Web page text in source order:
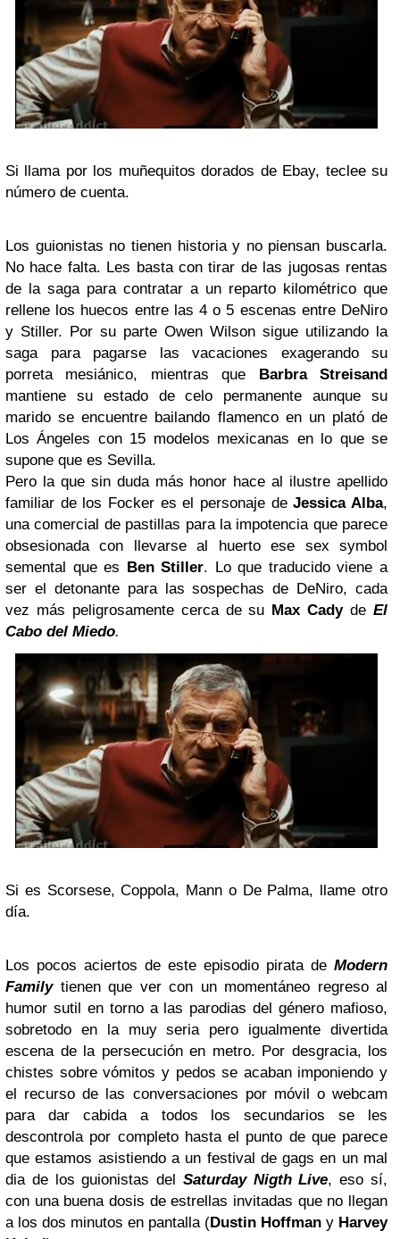
Si llama por los muñequitos dorados de Ebay, teclee su
número de cuenta.
Los guionistas no tienen historia y no piensan buscarla.
No hace falta. Les basta con tirar de las jugosas rentas
de la saga para contratar a un reparto kilométrico que
rellene los huecos entre las 4 o 5 escenas entre DeNiro
y Stiller. Por su parte Owen Wilson sigue utilizando la
saga para pagarse las vacaciones exagerando su
porreta mesiánico, mientras que Barbra Streisand
mantiene su estado de celo permanente aunque su
marido se encuentre bailando flamenco en un plató de
Los Ángeles con 15 modelos mexicanas en lo que se
supone que es Sevilla.
Pero la que sin duda más honor hace al ilustre apellido
familiar de los Focker es el personaje deJessica Alba,
una comercial de pastillas para la impotencia que parece
obsesionada con llevarse al huerto ese sex symbol
semental que es Ben Stiller. Lo que traducido viene a
ser el detonante para las sospechas de DeNiro, cada
vez más peligrosamente cerca de su Max Cadyde El
Cabo del Miedo.
Si es Scorsese, Coppola, Mann o De Palma, llame otro
día.
Los pocos aciertos de este episodio pirata de Modern
Familytienen que ver con un momentáneo regreso al
humor sutil en torno a las parodias del género mafioso,
sobretodo en la muy seria pero igualmente divertida
escena de la persecución en metro. Por desgracia, los
chistes sobre vómitos y pedos se acaban imponiendo y
el recurso de las conversaciones por móvil o webcam
para dar cabida a todos los secundarios se les
descontrola por completo hasta el punto de que parece
que estamos asistiendo a un festival de gags en un mal
dia de los guionistas del Saturday Nigth Live, eso sí,
con una buena dosis de estrellas invitadas que no llegan
a los dos minutos en pantalla (Dustin Hoffman y Harvey